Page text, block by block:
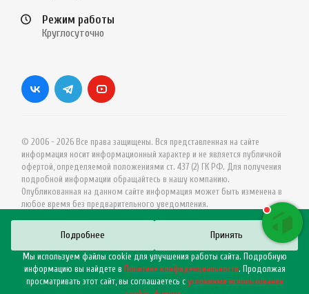
Режим работы
Круглосуточно
© 2006 - 2026 Все права защищены. Вся представленная на сайте
информация носит информационный характер и не является публичной
офертой, определяемой положениями ст. 437 (2) ГК РФ. Для получения
подробной информации обращайтесь в нашу компанию.
Опубликованная на данном сайте информация может быть изменена в
любое время без предварительного уведомления.
Подробнее Принять
Мы используем файлы cookie для улучшения работы сайта. Подробную
информацию вы найдете в Политике конфиденциальности. Продолжая
просматривать этот сайт, вы соглашаетесь с условиями использования